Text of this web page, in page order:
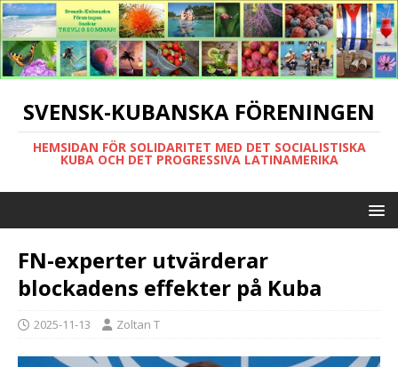
SVENSK-KUBANSKA FÖRENINGEN
HEMSIDAN FÖR SOLIDARITET MED DET SOCIALISTISKA
KUBA OCH DET PROGRESSIVA LATINAMERIKA
FN-experter utvärderar
blockadens effekter på Kuba
2025-11-13 Zoltan T